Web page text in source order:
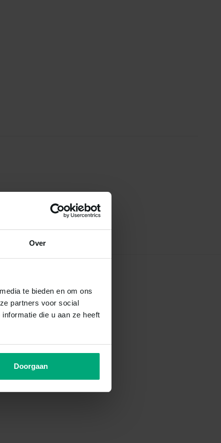
Over
te bieden en om ons
partners voor social
die u aan ze heeft
Doorgaan